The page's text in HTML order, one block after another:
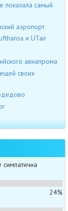
показала самый
аэропорт
и UTair
авиапрома
своих
24%